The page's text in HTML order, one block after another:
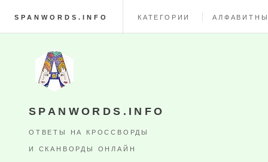
SPANWORDS.INFO КАТЕГОРИИ
SPANWORDS.INFO
ОТВЕТЫ НА КРОССВОРДЫ
И СКАНВОРДЫ ОНЛАЙН